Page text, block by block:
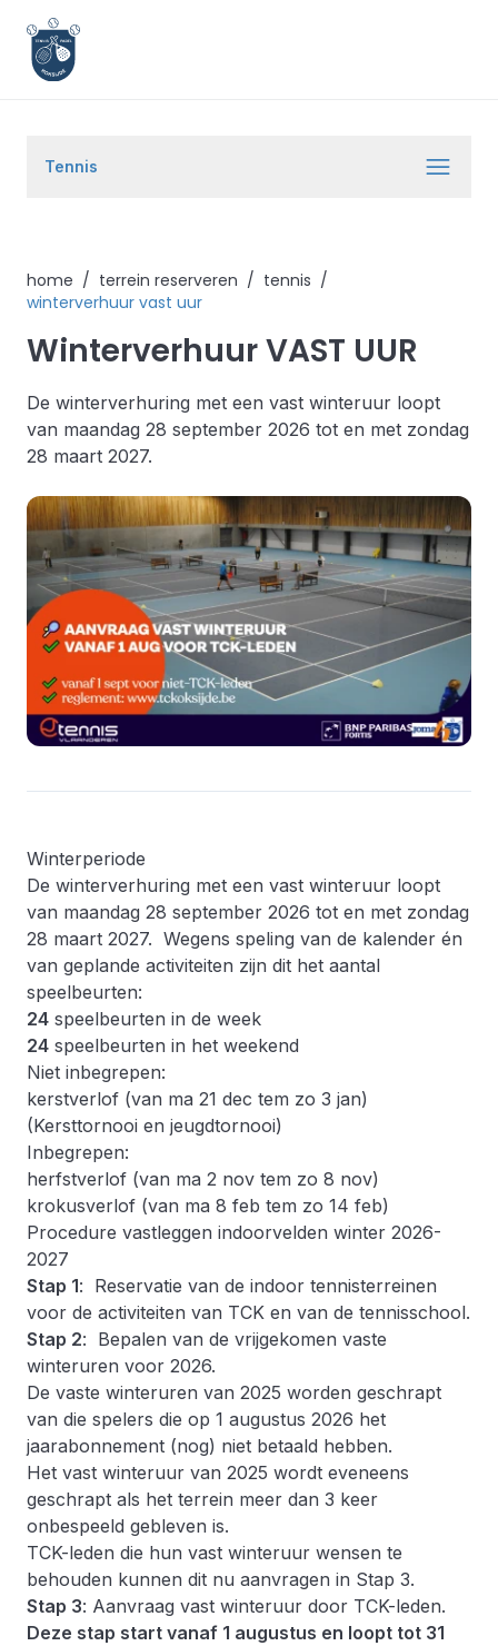
Tennis
home / terrein reserveren / tennis /
winterverhuur vast uur
Winterverhuur VAST UUR
De winterverhuring met een vast winteruur loopt
van maandag 28 september 2026 tot en met zondag
28 maart 2027.
Winterperiode
De winterverhuring met een vast winteruur loopt
van maandag 28 september 2026 tot en met zondag
28 maart 2027. Wegens speling van de kalender én
van geplande activiteiten zijn dit het aantal
speelbeurten:
24 speelbeurten in de week
24 speelbeurten in het weekend
Niet inbegrepen:
kerstverlof (van ma 21 dec tem zo 3 jan)
(Kersttornooi en jeugdtornooi)
Inbegrepen:
herfstverlof (van ma 2 nov tem zo 8 nov)
krokusverlof (van ma 8 feb tem zo 14 feb)
Procedure vastleggen indoorvelden winter 2026-
2027
Stap 1: Reservatie van de indoor tennisterreinen
voor de activiteiten van TCK en van de tennisschool.
Stap 2: Bepalen van de vrijgekomen vaste
winteruren voor 2026.
De vaste winteruren van 2025 worden geschrapt
van die spelers die op 1 augustus 2026 het
jaarabonnement (nog) niet betaald hebben.
Het vast winteruur van 2025 wordt eveneens
geschrapt als het terrein meer dan 3 keer
onbespeeld gebleven is.
TCK-leden die hun vast winteruur wensen te
behouden kunnen dit nu aanvragen in Stap 3.
Stap 3: Aanvraag vast winteruur door TCK-leden.
Deze stap start vanaf 1 augustus en loopt tot 31